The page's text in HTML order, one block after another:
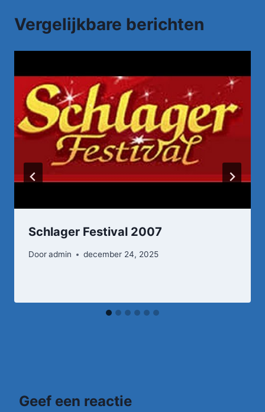
Vergelijkbare berichten
Schlager Festival 2007
Dooradmin december 24, 2025
Geef een reactie